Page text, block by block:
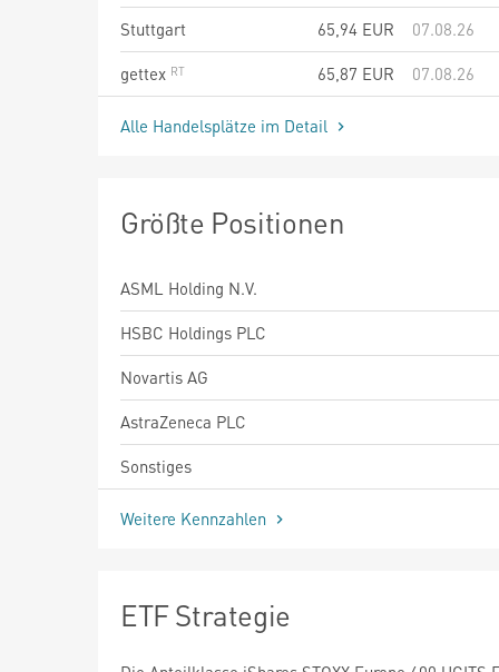
Stuttgart
65,94 EUR
07.08.26
gettex
65,87 EUR 07.08.26
Alle Handelsplätze im Detail
Größte Positionen
ASML Holding N.V.
HSBC Holdings PLC
Novartis AG
AstraZeneca PLC
Sonstiges
Weitere Kennzahlen
ETF Strategie